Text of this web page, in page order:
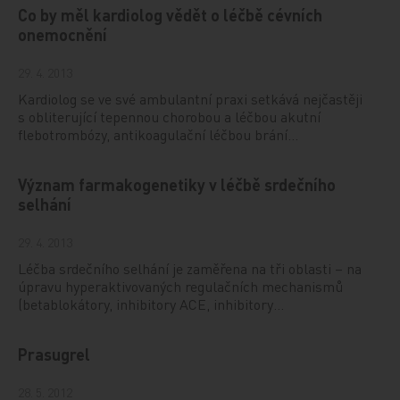
Co by měl kardiolog vědět o léčbě cévních
onemocnění
Kardiolog se ve své ambulantní praxi setkává nejčastěji
s obliterující tepennou chorobou a léčbou akutní
flebotrombózy, antikoagulační léčbou brání…
Význam farmakogenetiky v léčbě srdečního
selhání
Léčba srdečního selhání je zaměřena na tři oblasti – na
úpravu hyperaktivovaných regulačních mechanismů
(betablokátory, inhibitory ACE, inhibitory…
Prasugrel